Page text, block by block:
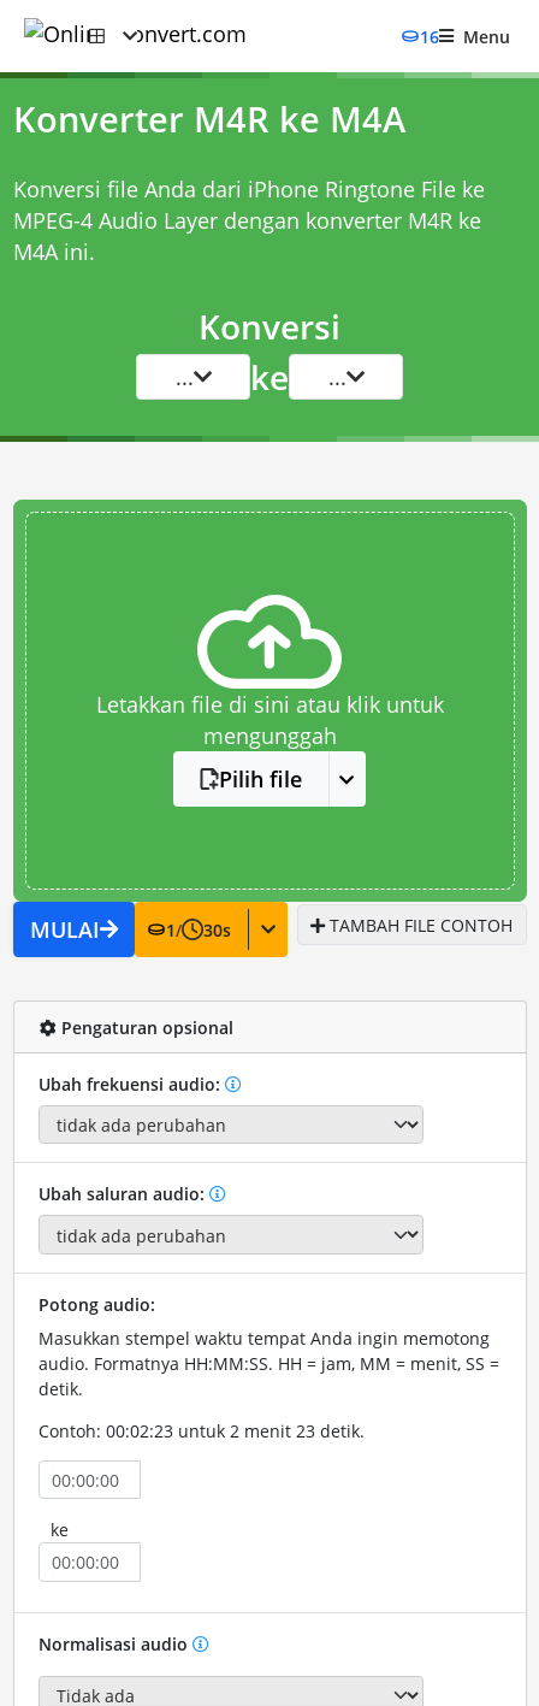
16 Menu
Konverter M4R ke M4A
Konversi file Anda dari iPhone Ringtone File ke
MPEG-4 Audio Layer dengan konverter M4R ke
M4Aini.
Konversi
... ke ...
Letakkan file di sini atau klik untuk
mengunggah
Pilih file
MULAI 1/ 30s TAMBAH FILE CONTOH
Pengaturan opsional
Ubah frekuensi audio:
Ubah saluran audio:
Potong audio:
Masukkan stempel waktu tempat Anda ingin memotong
audio. Formatnya HH:MM:SS. HH = jam, MM = menit, SS =
detik.
Contoh: 00:02:23 untuk 2 menit 23 detik.
ke
Normalisasi audio